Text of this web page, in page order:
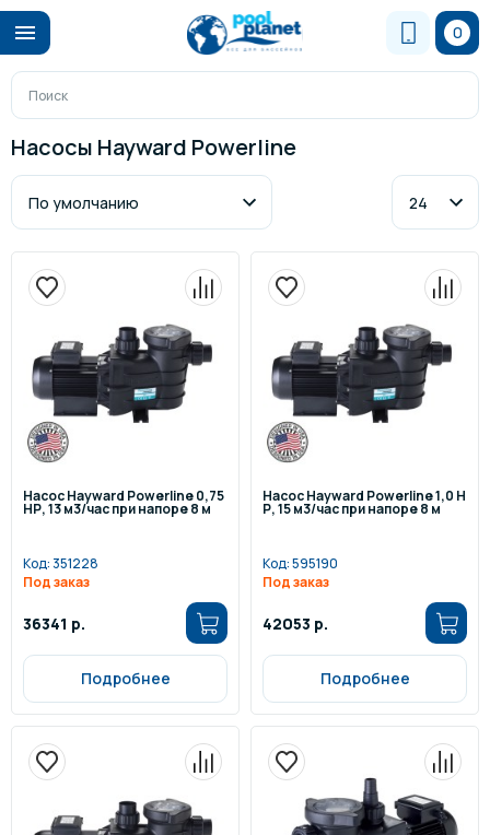
0
Насосы Hayward Powerline
Насос Hayward Powerline 0,75
НР, 13 м3/час при напоре 8 м
Код:351228
Под заказ
36341 р.
Подробнее
Насос Hayward Powerline 1,0 Н
Р, 15 м3/час при напоре 8 м
Код:595190
Под заказ
42053 р.
Подробнее